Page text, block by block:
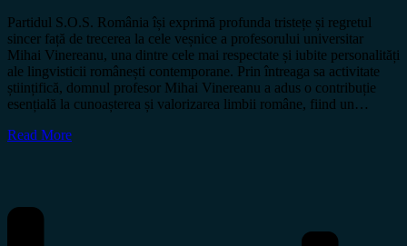
Partidul S.O.S. România își exprimă profunda tristețe și regretul
sincer față de trecerea la cele veșnice a profesorului universitar
Mihai Vinereanu, una dintre cele mai respectate și iubite personalități
ale lingvisticii românești contemporane. Prin întreaga sa activitate
științifică, domnul profesor Mihai Vinereanu a adus o contribuție
esențială la cunoașterea și valorizarea limbii române, fiind un…
Read More